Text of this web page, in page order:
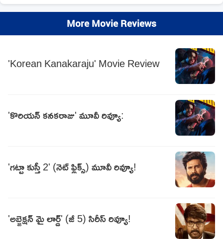
More Movie Reviews
'Korean Kanakaraju' Movie Review
'కొరియన్‌ కనకరాజు' మూవీ రివ్యూ:
'గట్టా కుస్తీ 2' (నెట్ ఫ్లిక్స్) మూవీ రివ్యూ!
'అబ్జెక్షన్ మై లార్డ్' (జీ 5) సిరీస్ రివ్యూ!